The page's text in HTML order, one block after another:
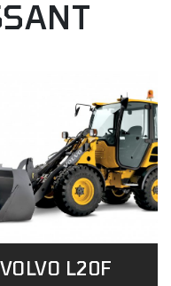
VOLVO L20F